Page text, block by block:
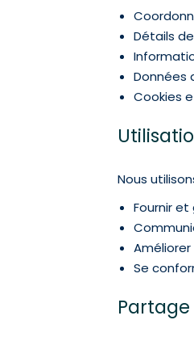
Détails
Données
Cookies
Nous
Fournir et
Se